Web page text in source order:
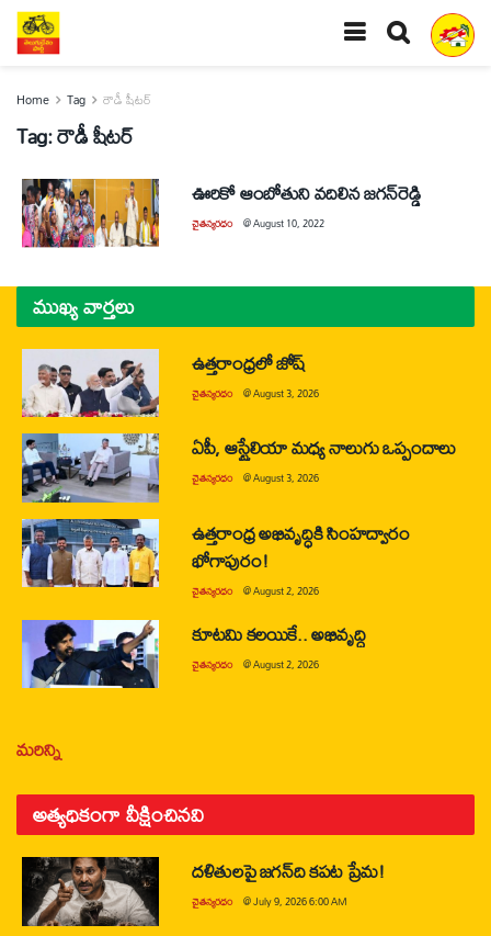
Home Tag రౌడీ షీటర్‌
Tag:రౌడీ షీటర్‌
ఊరికో ఆంబోతుని వదిలిన జగన్‌రెడ్డి
చైతన్యరధం @August 10, 2022
ముఖ్య వార్తలు
ఉత్తరాంధ్రలో జోష్
చైతన్యరధం @August 3, 2026
ఏపీ, ఆస్ట్రేలియా మధ్య నాలుగు ఒప్పందాలు
చైతన్యరధం @August 3, 2026
ఉత్తరాంధ్ర అభివృద్ధికి సింహద్వారం
భోగాపురం!
చైతన్యరధం @August 2, 2026
కూటమి కలయికే.. అభివృద్ధి
చైతన్యరధం @August 2, 2026
మరిన్ని
అత్యధికంగా వీక్షించినవి
దళితులపై జగన్‌ది కపట ప్రేమ!
చైతన్యరధం @July 9, 2026 6:00 AM